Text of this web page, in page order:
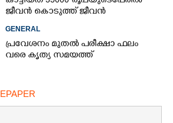
ജീവൻ കൊടുത്ത് ജീവൻ
രക്ഷിച്ചതിനുള്ള പ്രത്യുപകാരം!
GENERAL
പ്രവേശനം മുതൽ പരീക്ഷാ ഫലം
വരെ കൃത്യ സമയത്ത്
EPAPER